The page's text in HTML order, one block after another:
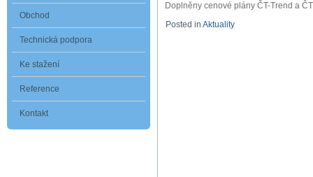
Obchod
Technická podpora
Ke stažení
Reference
Kontakt
Doplněny cenové plány ČT-Trend a
Posted in Aktuality